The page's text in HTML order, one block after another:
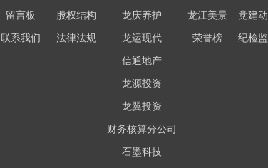
留言板
联系我们
股权结构
法律法规
龙庆养护
龙运现代
信通地产
龙源投资
龙翼投资
财务核算分公司
石墨科技
龙江美景
荣誉榜
党建
纪检